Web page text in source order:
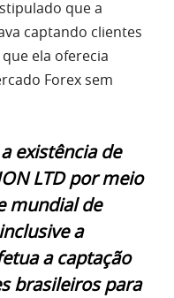
que a
captando clientes
ela oferecia
Forex sem
existência de
LTD por meio
mundial de
a
a captação
brasileiros para